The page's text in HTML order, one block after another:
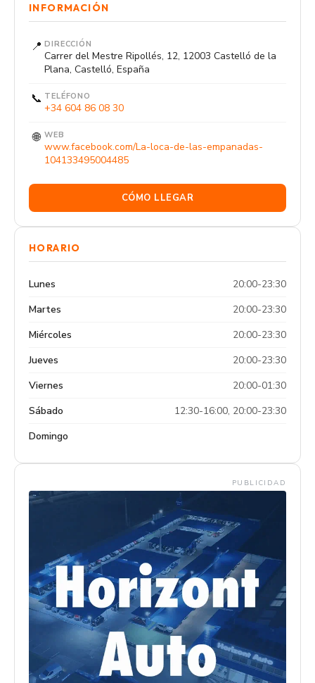
INFORMACIÓN
📍 DIRECCIÓN
Carrer del Mestre Ripollés, 12, 12003 Castelló de la
Plana, Castelló, España
📞 TELÉFONO
+34 604 86 08 30
🌐 WEB
www.facebook.com/La-loca-de-las-empanadas-
104133495004485
CÓMO LLEGAR
HORARIO
Lunes
20:00-23:30
Martes
20:00-23:30
Miércoles
20:00-23:30
Jueves
20:00-23:30
Viernes
20:00-01:30
Sábado
12:30-16:00, 20:00-23:30
Domingo
PUBLICIDAD